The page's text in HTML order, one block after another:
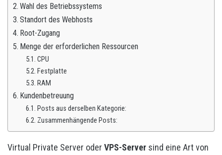
Wahl des Betriebssystems
Standort des Webhosts
Root-Zugang
Menge der erforderlichen Ressourcen
CPU
Festplatte
RAM
Kundenbetreuung
Posts aus derselben Kategorie:
Zusammenhängende Posts:
Virtual Private Server oder VPS-Server sind eine Art von